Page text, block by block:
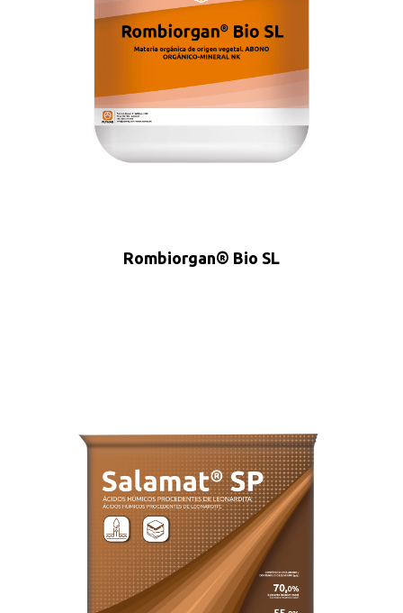
Rombiorgan® Bio SL